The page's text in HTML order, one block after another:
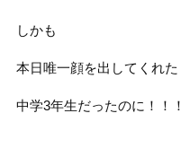
しかも
本日唯一顔を出してくれた
中学3年生だったのに！！！